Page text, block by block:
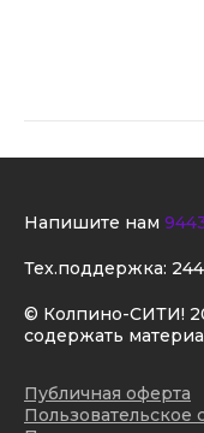
© Колпино-СИТИ!
содержать
Публичная оферта
Пользовательское
Напишите нам
Тех.поддержка: